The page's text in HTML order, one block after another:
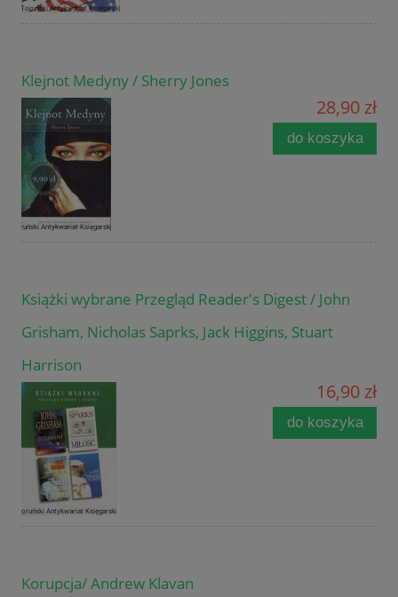
Klejnot Medyny / Sherry Jones
28,90 zł
do koszyka
Książki wybrane Przegląd Reader's Digest / John
Grisham, Nicholas Saprks, Jack Higgins, Stuart
Harrison
16,90 zł
do koszyka
Korupcja/ Andrew Klavan